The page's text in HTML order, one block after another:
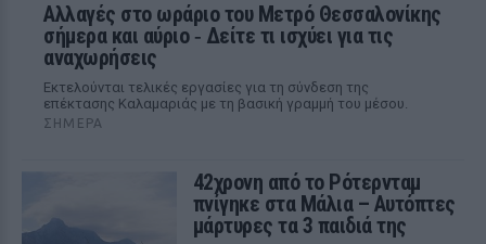
Αλλαγές στο ωράριο του Μετρό Θεσσαλονίκης
σήμερα και αύριο ‑ Δείτε τι ισχύει για τις
αναχωρήσεις
Εκτελούνται τελικές εργασίες για τη σύνδεση της
επέκτασης Καλαμαριάς με τη βασική γραμμή του μέσου.
ΣΉΜΕΡΑ
42χρονη από το Ρότερνταμ
πνίγηκε στα Μάλια – Αυτόπτες
μάρτυρες τα 3 παιδιά της